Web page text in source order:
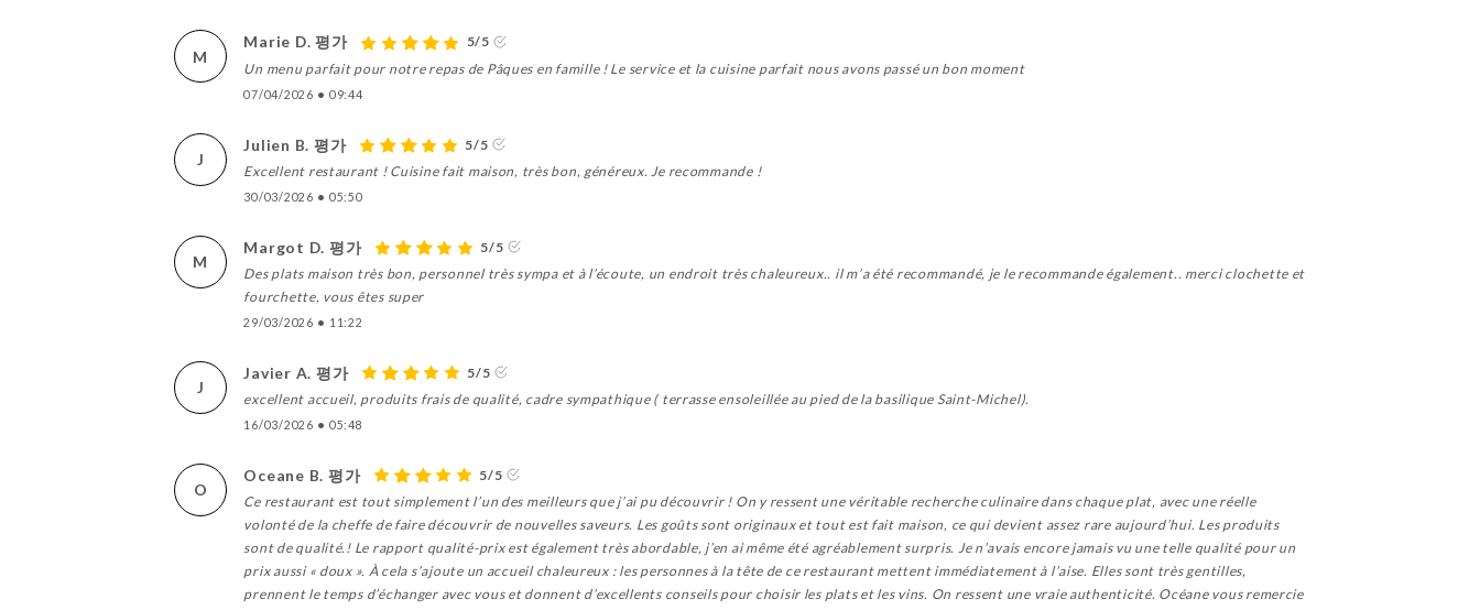
M
Marie D. 평가
5/5
Un menu parfait pour notre repas de Pâques en famille ! Le service et la cuisine parfait nous avons passé un bon moment
07/04/2026 • 09:44
J
Julien B. 평가
5/5
Excellent restaurant ! Cuisine fait maison, très bon, généreux. Je recommande !
30/03/2026 • 05:50
M
Margot D. 평가
5/5
Des plats maison très bon, personnel très sympa et à l’écoute, un endroit très chaleureux.. il m’a été recommandé, je le recommande également.. merci clochette et
fourchette, vous êtes super
29/03/2026 • 11:22
J
Javier A. 평가
5/5
excellent accueil, produits frais de qualité, cadre sympathique ( terrasse ensoleillée au pied de la basilique Saint-Michel).
16/03/2026 • 05:48
O
Oceane B. 평가
5/5
Ce restaurant est tout simplement l’un des meilleurs que j’ai pu découvrir ! On y ressent une véritable recherche culinaire dans chaque plat, avec une réelle
volonté de la cheffe de faire découvrir de nouvelles saveurs. Les goûts sont originaux et tout est fait maison, ce qui devient assez rare aujourd’hui. Les produits
sont de qualité.! Le rapport qualité-prix est également très abordable, j’en ai même été agréablement surpris. Je n’avais encore jamais vu une telle qualité pour un
prix aussi « doux ». À cela s’ajoute un accueil chaleureux : les personnes à la tête de ce restaurant mettent immédiatement à l’aise. Elles sont très gentilles,
prennent le temps d’échanger avec vous et donnent d’excellents conseils pour choisir les plats et les vins. On ressent une vraie authenticité. Océane vous remercie